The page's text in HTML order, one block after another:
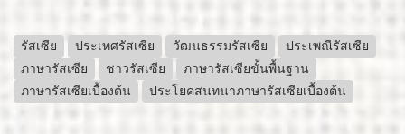
รัสเซีย ประเทศรัสเซีย วัฒนธรรมรัสเซีย
ประเพณีรัสเซีย
ภาษารัสเซีย
ชาวรัสเซีย
ภาษารัสเซียขั้นพื้นฐาน
ภาษารัสเซียเบื้องต้น
ประโยคสนทนาภาษารัสเซียเบื้องต้น